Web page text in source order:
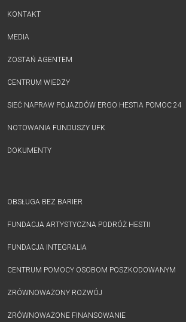
KONTAKT
MEDIA
ZOSTAŃ AGENTEM
CENTRUM WIEDZY
SIEĆ NAPRAW POJAZDÓW ERGO HESTIA POMOC 24
NOTOWANIA FUNDUSZY UFK
DOKUMENTY
OBSŁUGA BEZ BARIER
FUNDACJA ARTYSTYCZNA PODRÓŻ HESTII
FUNDACJA INTEGRALIA
CENTRUM POMOCY OSOBOM POSZKODOWANYM
ZRÓWNOWAŻONY ROZWÓJ
ZRÓWNOWAŻONE FINANSOWANIE